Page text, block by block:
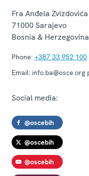
Fra Anđela
71000 Sarajevo
Bosnia & Herzegovina
Phone: +387 33 952 100
Email: info.ba@osce.org
Social media:
@oscebih
@oscebih
@oscebih